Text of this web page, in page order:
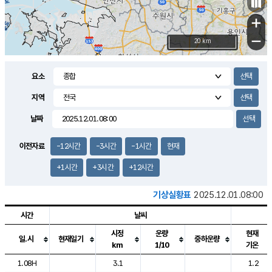
+
−
20 km
요소
지역
날짜
이전자료 -12시간 -3시간 -1시간 현재
+1시간 +3시간 +12시간
기상실황표 2025.12.01.08:00
도시별 기상실황표로 지점, 날씨, 기온, 강수, 바람, 기압등을 안내한 표입
시간 날씨
일.시 현재일기
시정
km
운량
1/10
중하운량
현재
기온
1.08H
3.1
1.2